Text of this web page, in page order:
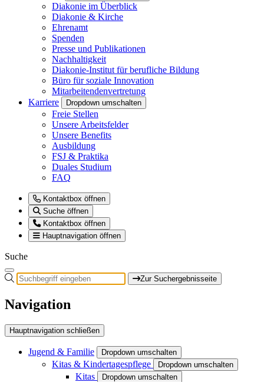
Diakonie im Überblick
Diakonie & Kirche
Ehrenamt
Spenden
Presse und Publikationen
Nachhaltigkeit
Diakonie-Institut für berufliche Bildung
Büro für soziale Innovation
Mitarbeitendenvertretung
Karriere
Dropdown umschalten
Freie Stellen
Unsere Arbeitsfelder
Unsere Benefits
Ausbildung
FSJ & Praktika
Duales Studium
FAQ
Kontaktbox öffnen
Suche öffnen
Kontaktbox öffnen
Hauptnavigation öffnen
Suche
Zur Suchergebnisseite
Navigation
Hauptnavigation schließen
Jugend & Familie Dropdown umschalten
Kitas & Kindertagespflege Dropdown umschalten
Kitas Dropdown umschalten